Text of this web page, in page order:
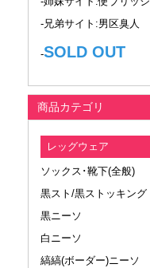
-兄弟サイト:男区臭人
-SOLD OUT
商品カテゴリ
レッグウェア
ソックス･靴下(全般)
黒スト/黒ストッキング
黒ニーソ
白ニーソ
縞縞(ボーダー)ニーソ